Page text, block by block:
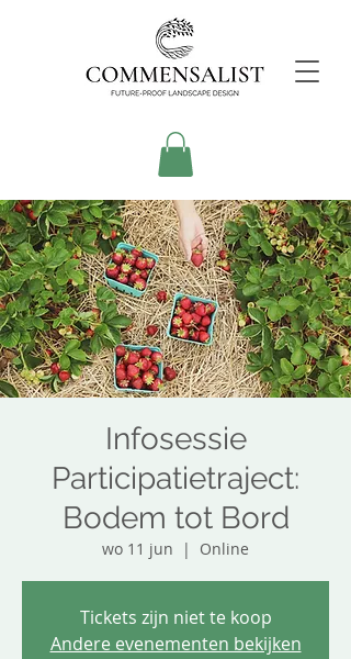
Infosessie
Participatietraject:
Bodem tot Bord
wo 11 jun
  |
Online
Tickets zijn niet te koop
Andere evenementen bekijken